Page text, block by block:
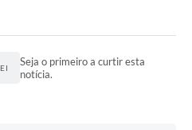
Seja o primeiro a curtir esta
notícia.